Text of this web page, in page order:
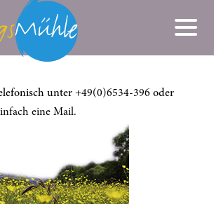
unter+49(0)6534-396 oder
eine Mail.
HEREINSPAZIERT
ZUR LAGE
BUCHEN